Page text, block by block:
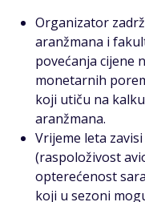
Organizator
aranžmana i
povećanja cijene
monetarnih
koji utiču na
aranžmana.
Vrijeme leta
(raspoloživost
opterećenost
koji u sezoni